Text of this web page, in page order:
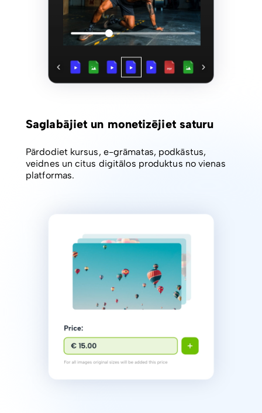
Saglabājiet un monetizējiet saturu
Pārdodiet kursus, e-grāmatas, podkāstus,
veidnes un citus digitālos produktus no vienas
platformas.